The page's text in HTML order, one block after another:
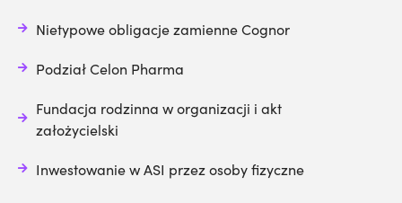
Nietypowe obligacje zamienne Cognor
Podział Celon Pharma
Fundacja rodzinna w organizacji i akt
założycielski
Inwestowanie w ASI przez osoby fizyczne